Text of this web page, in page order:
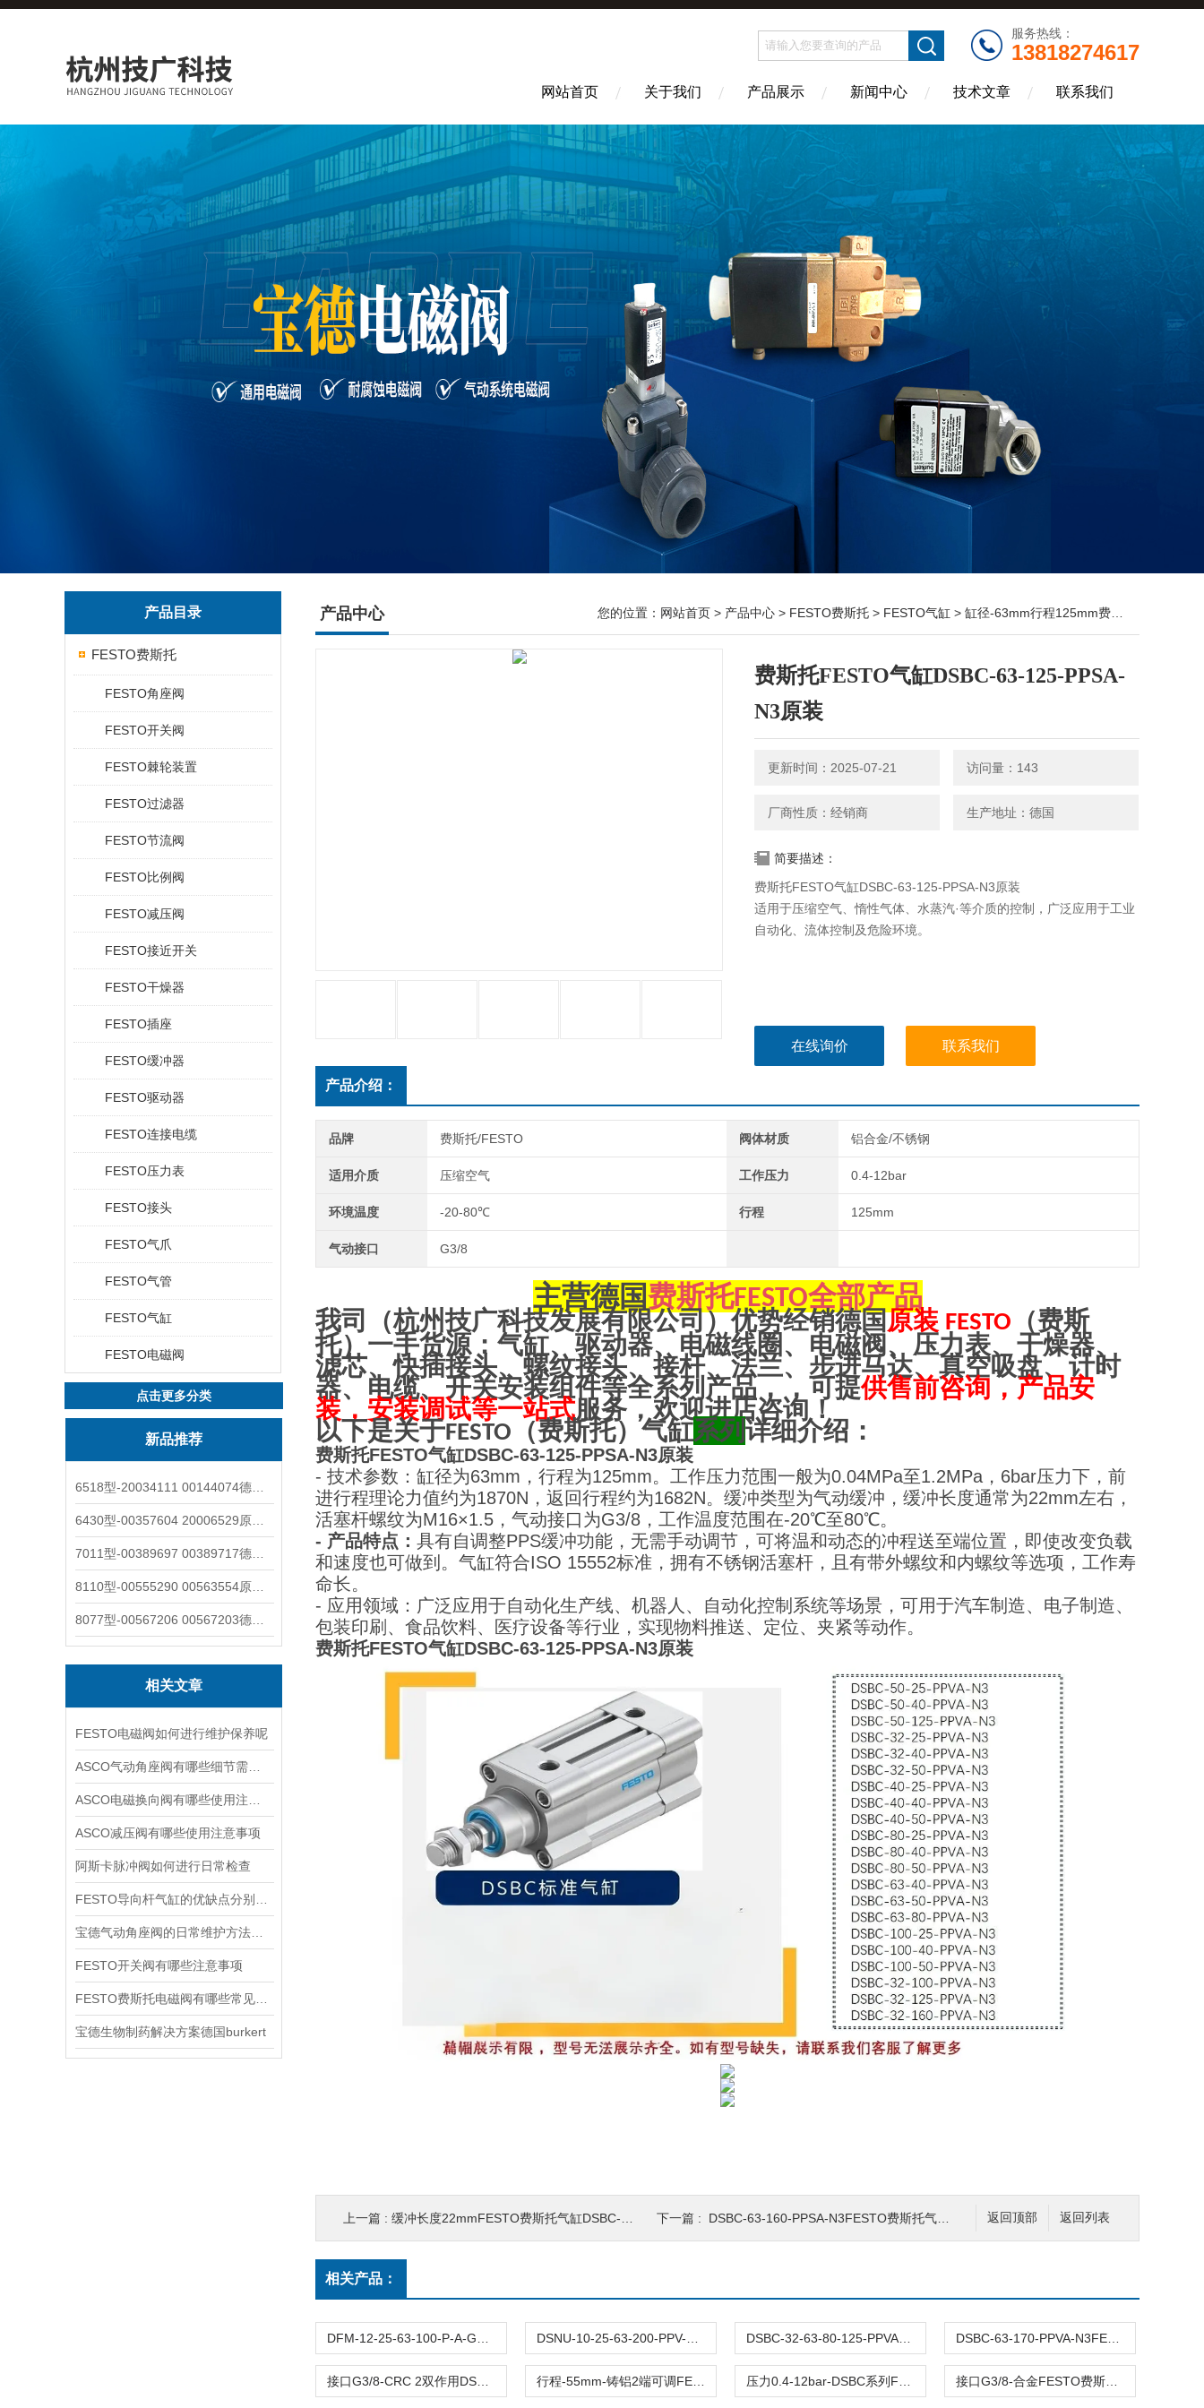
服务热线：
13818274617
网站首页 关于我们 产品展示 新闻中心 技术文章 联系我们
产品目录
FESTO费斯托
FESTO角座阀
FESTO开关阀
FESTO棘轮装置
FESTO过滤器
FESTO节流阀
FESTO比例阀
FESTO减压阀
FESTO接近开关
FESTO干燥器
FESTO插座
FESTO缓冲器
FESTO驱动器
FESTO连接电缆
FESTO压力表
FESTO接头
FESTO气爪
FESTO气管
FESTO气缸
FESTO电磁阀
点击更多分类
新品推荐
相关文章
FESTO电磁阀如何进行维护保养呢
ASCO减压阀有哪些使用注意事项
阿斯卡脉冲阀如何进行日常检查
FESTO开关阀有哪些注意事项
宝德生物制药解决方案德国burkert
产品中心 您的位置： 网站首页 > 产品中心 > FESTO费斯托 > FESTO气缸 > 缸径-63mm行程125mm费斯托FESTO气缸DSBC-63-125-PPSA-N3原装
费斯托FESTO气缸DSBC-63-125-PPSA-
N3原装
更新时间：2025-07-21 访问量：143
厂商性质：经销商 生产地址：德国
简要描述：
费斯托FESTO气缸DSBC-63-125-PPSA-N3原装
适用于压缩空气、惰性气体、水蒸汽·等介质的控制，广泛应用于工业
自动化、流体控制及危险环境。
在线询价 联系我们
产品介绍：
品牌 费斯托/FESTO 阀体材质 铝合金/不锈钢
适用介质 压缩空气 工作压力 0.4-12bar
环境温度 -20-80℃ 行程 125mm
气动接口 G3/8
主营德国费斯托FESTO全部产品
我司（杭州技广科技发展有限公司）优势经销德国原装 FESTO （费斯
托）一手货源：气缸、驱动器、电磁线圈、电磁阀、压力表、干燥器、
滤芯、快插接头、螺纹接头、接杆、法兰、步进马达、真空吸盘、计时
器、电缆、开关安装组件等全系列产品，，可提供售前咨询，产品安
装，安装调试等一站式服务，欢迎进店咨询！
以下是关于FESTO （费斯托）气缸系列详细介绍：
费斯托FESTO气缸DSBC-63-125-PPSA-N3原装
- 技术参数：缸径为63mm，行程为125mm。工作压力范围一般为0.04MPa至1.2MPa，6bar压力下，前
进行程理论力值约为1870N，返回行程约为1682N。缓冲类型为气动缓冲，缓冲长度通常为22mm左右，
活塞杆螺纹为M16×1.5，气动接口为G3/8，工作温度范围在-20℃至80℃。
- 产品特点： 具有自调整PPS缓冲功能，无需手动调节，可将温和动态的冲程送至端位置，即使改变负载
和速度也可做到。气缸符合ISO 15552标准，拥有不锈钢活塞杆，且有带外螺纹和内螺纹等选项，工作寿
命长。
- 应用领域：广泛应用于自动化生产线、机器人、自动化控制系统等场景，可用于汽车制造、电子制造、
包装印刷、食品饮料、医疗设备等行业，实现物料推送、定位、夹紧等动作。
费斯托FESTO气缸DSBC-63-125-PPSA-N3原装
返回列表
返回顶部
上一篇 : 缓冲长度22mmFESTO费斯托气缸DSBC-63-100-PPSA-N3德国 下一篇 : DSBC-63-160-PPSA-N3FESTO费斯托气缸DSBC-双作用模式行程160mm
相关产品：